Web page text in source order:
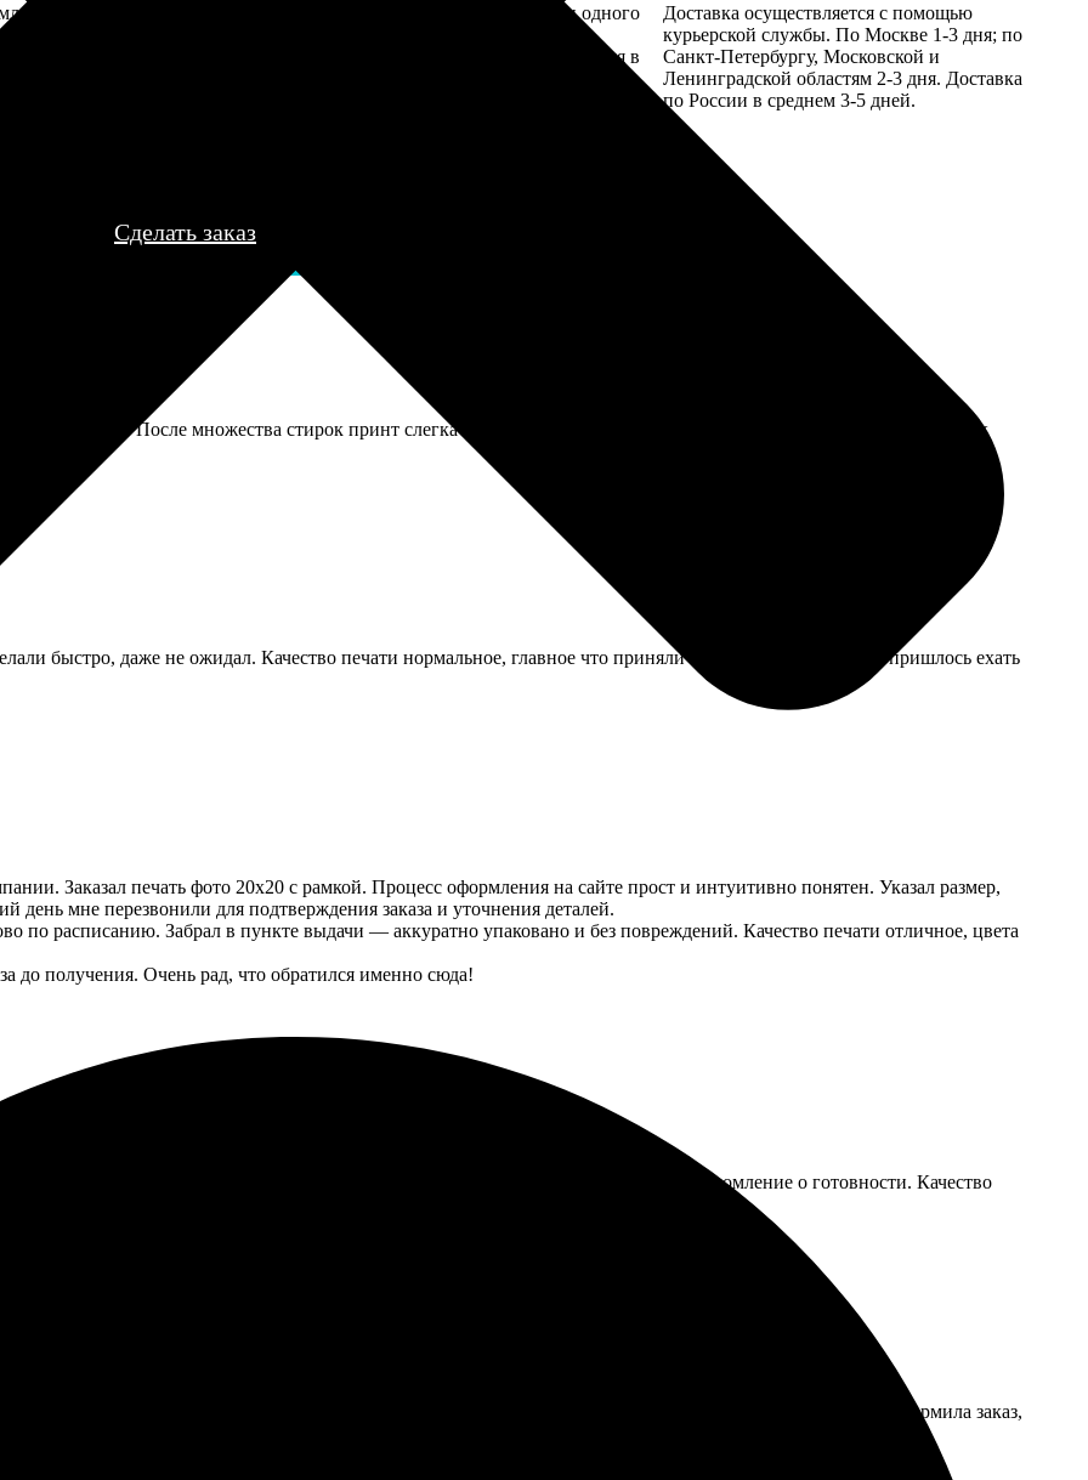
заказа с вами свяжется
для обсуждения деталей
согласования и
заказа по телефону и
мы приступим к его
Все заказы выполняются в течении одного
рабочего дня, после чего передаются
курьеру для доставки либо отправляются в
Доставка осуществляется с помощью
курьерской службы. По Москве 1-3 дня; по
Санкт-Петербургу, Московской и
Ленинградской областям 2-3 дня. Доставка
по России в среднем 3-5 дней.
Сделать заказ
постоянно. После множества стирок принт слегка потускнел, но не облез. Для детской вещи — нормальный срок
быстро, даже не ожидал. Качество печати нормальное, главное что приняли файл по электронке, не пришлось ехать
Заказал печать фото 20х20 с рамкой. Процесс оформления на сайте прост и интуитивно понятен. Указал размер,
день мне перезвонили для подтверждения заказа и уточнения деталей.
по расписанию. Забрал в пункте выдачи — аккуратно упаковано и без повреждений. Качество печати отличное, цвета
до получения. Очень рад, что обратился именно сюда!
Заказала печать фото с рамкой, всё очень быстро. После оформления получила уведомление о готовности. Качество
в удобное время, всё быстро. Очень довольна своим заказом!
20х20 с рамкой. Сначала выбрала фото на сайте, процесс был интуитивно понятен. После этого оформила заказ,
подошла идеально, качество печати на высоте. Буду заказывать снова!